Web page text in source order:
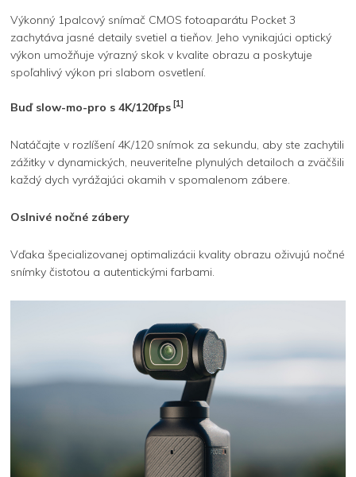
Výkonný 1palcový snímač CMOS fotoaparátu Pocket 3
zachytáva jasné detaily svetiel a tieňov. Jeho vynikajúci optický
výkon umožňuje výrazný skok v kvalite obrazu a poskytuje
spoľahlivý výkon pri slabom osvetlení.
Buď slow-mo-pro s 4K/120fps [1]
Natáčajte v rozlíšení 4K/120 snímok za sekundu, aby ste zachytili
zážitky v dynamických, neuveriteľne plynulých detailoch a zväčšili
každý dych vyrážajúci okamih v spomalenom zábere.
Oslnivé nočné zábery
Vďaka špecializovanej optimalizácii kvality obrazu oživujú nočné
snímky čistotou a autentickými farbami.